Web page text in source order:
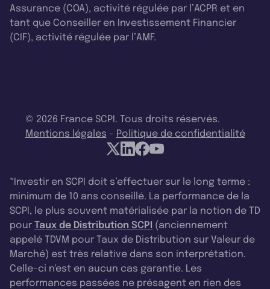
Assurance (COA), activité régulée par l’ACPR et en
tant que Conseiller en Investissement Financier
(CIF), activité régulée par l’AMF.
© 2026 France SCPI. Tous droits réservés.
Mentions légales - Politique de confidentialité
*Investir en SCPI doit s’effectuer sur le long terme :
minimum de 10 ans conseillé. La performance de la
SCPI, le plus souvent matérialisée par la notion de TD
pour Taux de Distribution SCPI (anciennement
appelé TDVM pour Taux de Distribution sur Valeur de
Marché) est très relative dans son interprétation.
Celle-ci n'est en aucun cas garantie. Les
performances passées ne présagent en rien des